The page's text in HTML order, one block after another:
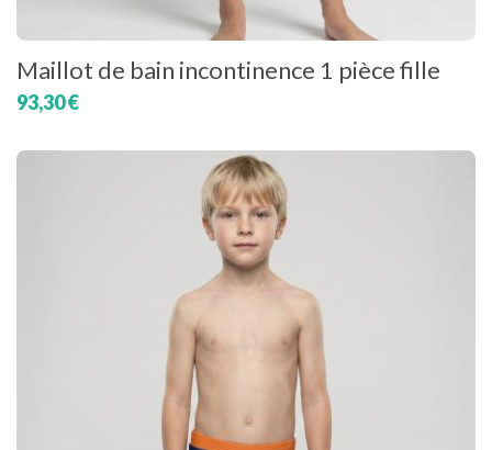
Maillot de bain incontinence 1 pièce fille
93,30 €